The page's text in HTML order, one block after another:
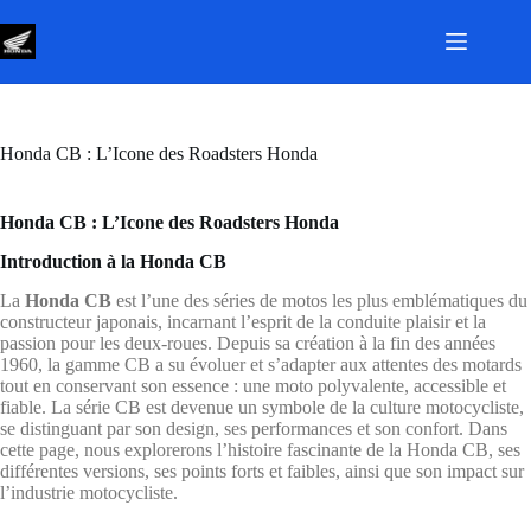
au
contenu
Honda CB : L’Icone des Roadsters Honda
Honda CB : L’Icone des Roadsters Honda
Introduction à la Honda CB
La Honda CB est l’une des séries de motos les plus emblématiques du
constructeur japonais, incarnant l’esprit de la conduite plaisir et la
passion pour les deux-roues. Depuis sa création à la fin des années
1960, la gamme CB a su évoluer et s’adapter aux attentes des motards
tout en conservant son essence : une moto polyvalente, accessible et
fiable. La série CB est devenue un symbole de la culture motocycliste,
se distinguant par son design, ses performances et son confort. Dans
cette page, nous explorerons l’histoire fascinante de la Honda CB, ses
différentes versions, ses points forts et faibles, ainsi que son impact sur
l’industrie motocycliste.